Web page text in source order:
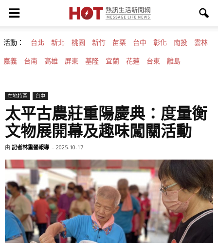
活動： 台北 新北 桃園 新竹 苗栗 台中 彰化 南投 雲林
嘉義 台南 高雄 屏東 基隆 宜蘭 花蓮 台東 離島
在地特區 台中
太平古農莊重陽慶典：度量衡
文物展開幕及趣味闖關活動
由 記者林重鎣報導 - 2025-10-17